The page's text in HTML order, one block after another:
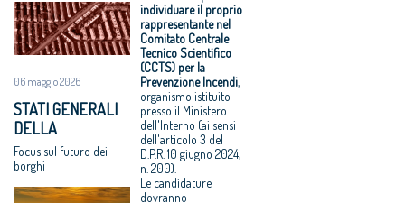
rendita
fondiaria con
quelle della
redditività
sociale ed
economica”
VIII Congresso
CNAPPC 2018.
Mercoledì 4
VIII Congresso
CNAPPC 2018.
Lunedì 2 luglio
2018
VIII Congresso
CNAPPC 2018.
Solarino ritira i
bandi di
progettazione
a un euro
All'architettura
rispettosa dello
caravatti_carav
atti il Premio
architetto
arriva l’equo
compenso
Equo
compenso
allargato a tutti
i professionisti
Periferie, la
nuova identità
di 10 aree
degradate
06 maggio 2026
STATI GENERALI
DELLA
BELLEZZA: A
OFFIDA L’11 E IL 12
GIUGNO
Focus sul futuro dei
borghi
CENTRALE
TECNICO
SCIENTIFICO
individuare il proprio
rappresentante nel
Comitato Centrale
Tecnico Scientifico
(CCTS) per la
Prevenzione Incendi,
organismo istituito
presso il Ministero
dell'Interno (ai sensi
dell'articolo 3 del
D.P.R. 10 giugno 2024,
n. 200).
Le candidature
dovranno